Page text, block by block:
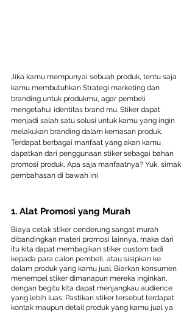
Jika kamu mempunyai sebuah produk, tentu saja
kamu membutuhkan Strategi marketing dan
branding untuk produkmu, agar pembeli
mengetahui identitas brand mu. Stiker dapat
menjadi salah satu solusi untuk kamu yang ingin
melakukan branding dalam kemasan produk,
Terdapat berbagai manfaat yang akan kamu
dapatkan dari penggunaan stiker sebagai bahan
promosi produk, Apa saja manfaatnya? Yuk, simak
pembahasan di bawah ini
1. Alat Promosi yang Murah
Biaya cetak stiker cenderung sangat murah
dibandingkan materi promosi lainnya, maka dari
itu kita dapat membagikan stiker custom tadi
kepada para calon pembeli, atau sisipkan ke
dalam produk yang kamu jual. Biarkan konsumen
menempel stiker dimanapun mereka inginkan,
dengan begitu kita dapat menjangkau audience
yang lebih luas. Pastikan stiker tersebut terdapat
kontak maupun detail produk yang kamu jual ya.